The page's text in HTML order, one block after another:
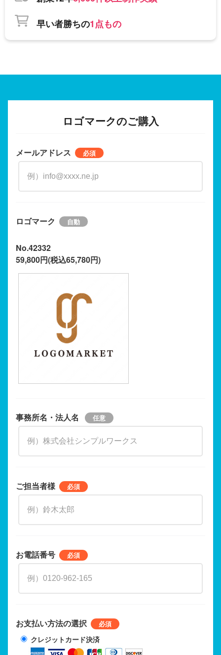
早い者勝ちの1点もの
ロゴマークのご購入
メールアドレス
ロゴマーク
No.42332
59,800円(税込65,780円)
事務所名・法人名
ご担当者様
お電話番号
お支払い方法の選択
クレジットカード決済